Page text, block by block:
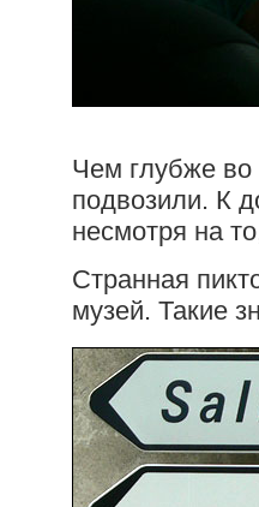
Чем глубже
подвозили. К
несмотря на
Странная
музей. Такие